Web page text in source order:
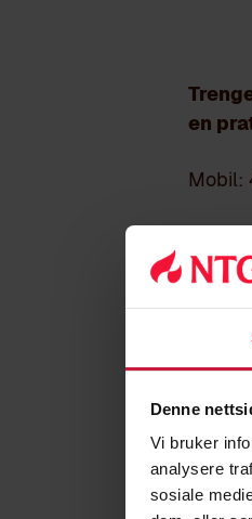
Denne
Vi bruker
analysere
sosiale
en
Mobil: